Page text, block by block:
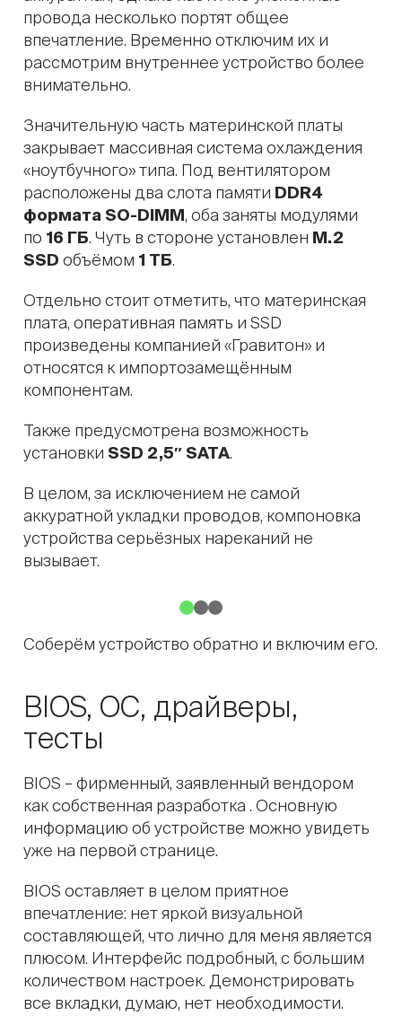
провода несколько портят общее
впечатление. Временно отключим их и
рассмотрим внутреннее устройство более
внимательно.
Значительную часть материнской платы
закрывает массивная система охлаждения
«ноутбучного» типа. Под вентилятором
расположены два слота памяти DDR4
формата SO-DIMM, оба заняты модулями
по 16 ГБ. Чуть в стороне установлен M.2
SSD объёмом 1 ТБ.
Отдельно стоит отметить, что материнская
плата, оперативная память и SSD
произведены компанией «Гравитон» и
относятся к импортозамещённым
компонентам.
Также предусмотрена возможность
установки SSD 2,5″ SATA.
В целом, за исключением не самой
аккуратной укладки проводов, компоновка
устройства серьёзных нареканий не
вызывает.
Соберём устройство обратно и включим его.
BIOS, ОС, драйверы,
тесты
BIOS – фирменный, заявленный вендором
как собственная разработка . Основную
информацию об устройстве можно увидеть
уже на первой странице.
BIOS оставляет в целом приятное
впечатление: нет яркой визуальной
составляющей, что лично для меня является
плюсом. Интерфейс подробный, с большим
количеством настроек. Демонстрировать
все вкладки, думаю, нет необходимости.